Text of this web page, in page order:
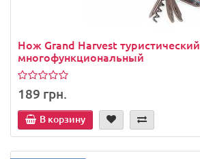
Нож Grand Harvest туристический
многофункциональный
189 грн.
В корзину